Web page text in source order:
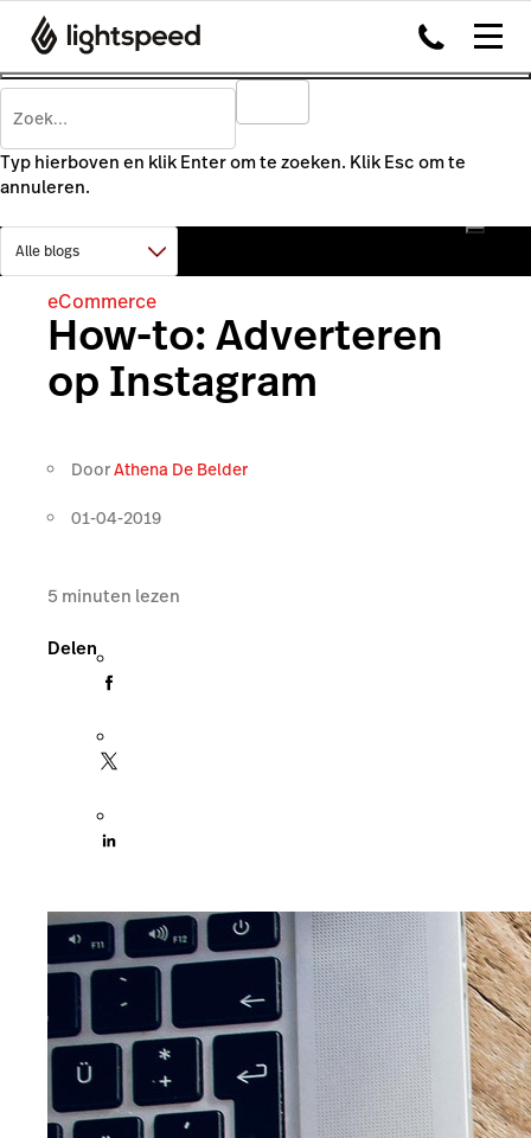
Typ hierboven en klik Enter om te zoeken. Klik Esc om te
annuleren.
eCommerce
How-to: Adverteren
op Instagram
DoorAthena De Belder
01-04-2019
5 minuten lezen
Delen